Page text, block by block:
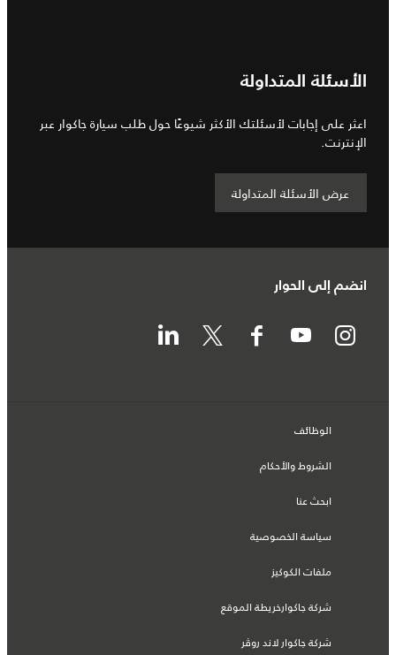
الأسئلة المتداولة
اعثر على إجابات لأسئلتك الأكثر شيوعًا حول طلب سيارة جاكوار عبر
الإنترنت.
عرض الأسئلة المتداولة
انضم إلى الحوار
الوظائف
الشروط والأحكام
ابحث عنا
سياسة الخصوصية
ملفات الكوكيز
شركة جاكوارخريطة الموقع
شركة جاكوار لاند روڤر